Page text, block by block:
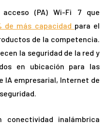
(PA) Wi-Fi 7 que
de más capacidad para el
de la competencia.
la seguridad de la red y
en ubicación para las
IA empresarial, Internet de
inalámbrica